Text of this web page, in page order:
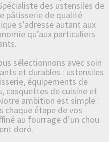
des ustensiles de
pâtisserie de qualité
s’adresse autant aux
qu’aux particuliers
sélectionnons avec soin
et durables : ustensiles
équipements de
casquettes de cuisine et
ambition est simple :
chaque étape de vos
au fourrage d’un chou
doré.